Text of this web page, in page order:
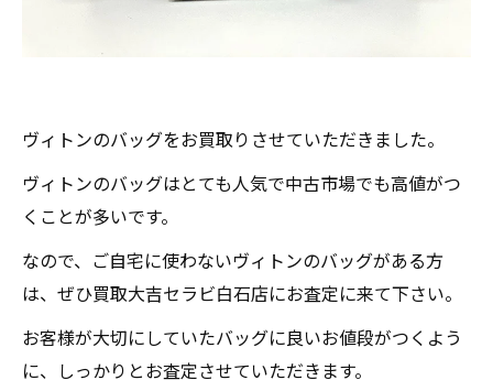
ヴィトンのバッグをお買取りさせていただきました。
ヴィトンのバッグはとても人気で中古市場でも高値がつ
くことが多いです。
なので、ご自宅に使わないヴィトンのバッグがある方
は、ぜひ買取大吉セラビ白石店にお査定に来て下さい。
お客様が大切にしていたバッグに良いお値段がつくよう
に、しっかりとお査定させていただきます。